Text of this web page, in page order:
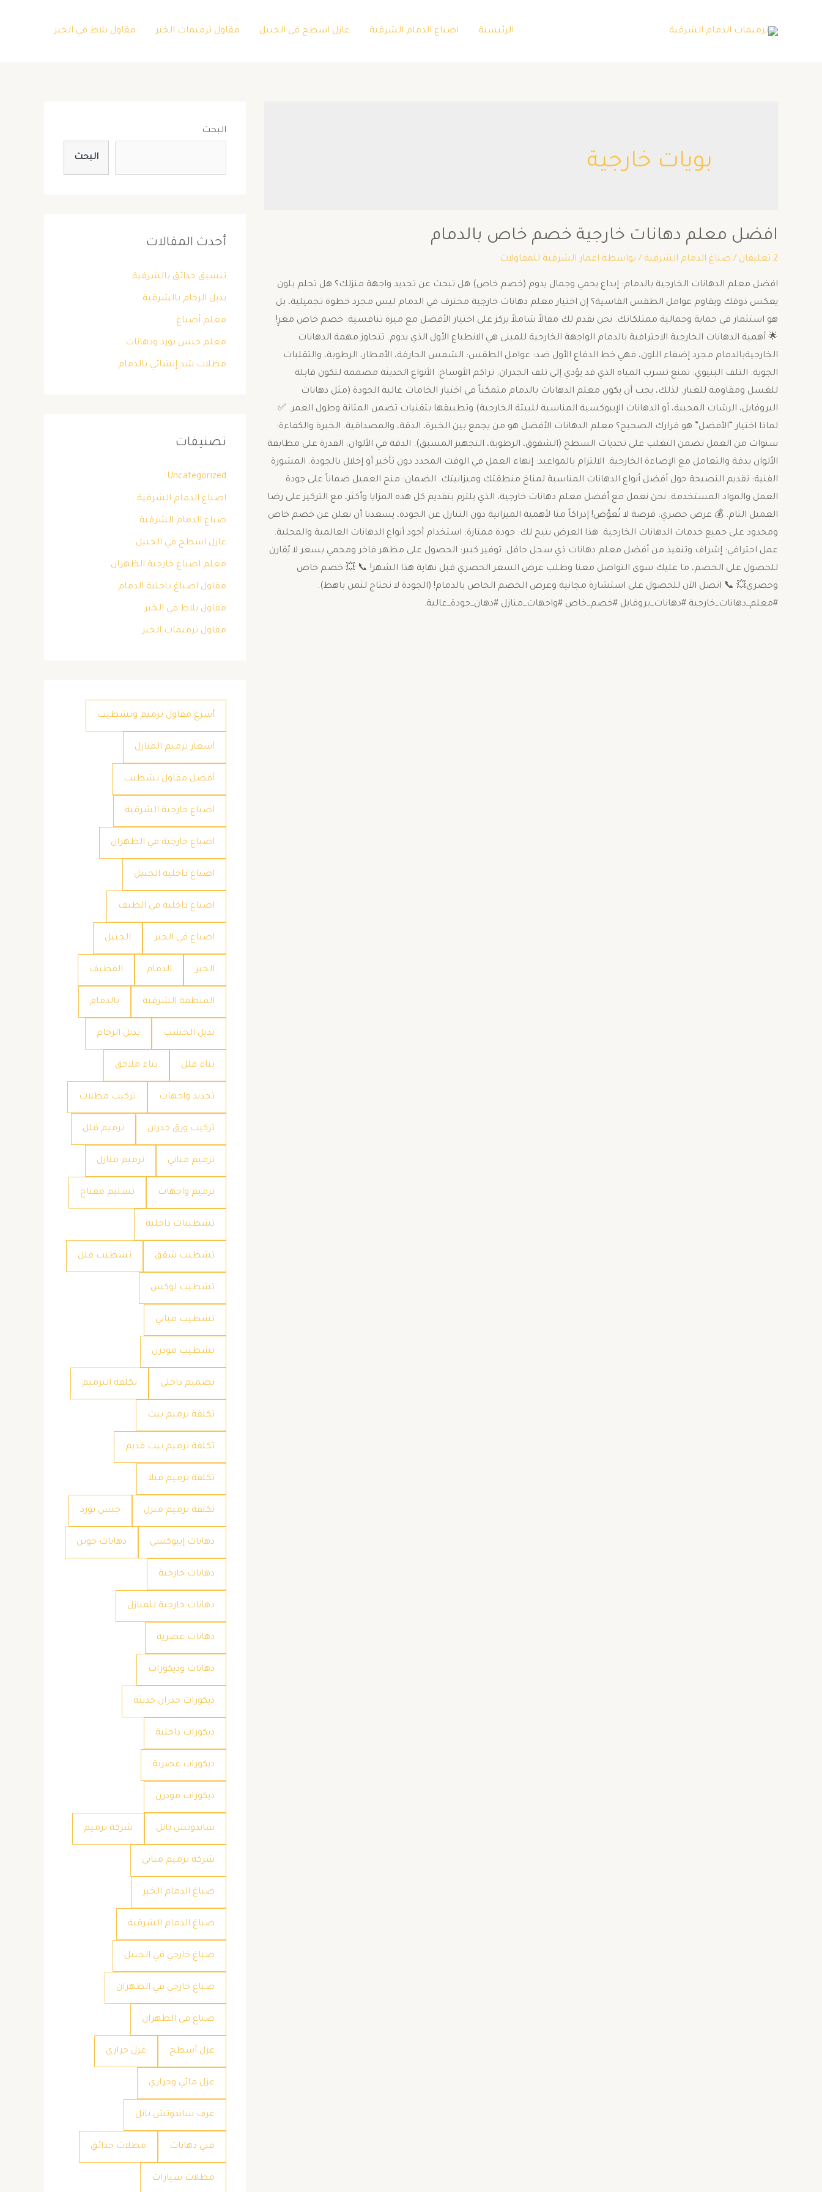
الرئيسية اصباغ الدمام الشرقية عازل اسطح في الجبيل مقاول ترميمات الخبر مقاول بلاط في الخبر
بويات خارجية
افضل معلم دهانات خارجية خصم خاص بالدمام
2 تعليقان / صباغ الدمام الشرقية / بواسطة اعمار الشرقية للمقاولات
افضل معلم الدهانات الخارجية بالدمام: إبداع يحمي وجمال يدوم (خصم خاص) ​هل تبحث عن تجديد واجهة منزلك؟ هل تحلم بلون
يعكس ذوقك ويقاوم عوامل الطقس القاسية؟ إن اختيار معلم دهانات خارجية محترف في الدمام ليس مجرد خطوة تجميلية، بل
هو استثمار في حماية وجمالية ممتلكاتك. نحن نقدم لك مقالاً شاملاً يركز على اختيار الأفضل مع ميزة تنافسية: خصم خاص مغرٍ! ​
🌟 أهمية الدهانات الخارجية الاحترافية بالدمام ​الواجهة الخارجية للمبنى هي الانطباع الأول الذي يدوم. تتجاوز مهمة الدهانات
الخارجيةبالدمام مجرد إضفاء اللون، فهي خط الدفاع الأول ضد: ​عوامل الطقس: الشمس الحارقة، الأمطار، الرطوبة، والتقلبات
الجوية. التلف البنيوي: تمنع تسرب المياه الذي قد يؤدي إلى تلف الجدران. ​تراكم الأوساخ: الأنواع الحديثة مصممة لتكون قابلة
للغسل ومقاومة للغبار. ​لذلك، يجب أن يكون معلم الدهانات بالدمام متمكناً في اختيار الخامات عالية الجودة (مثل دهانات
البروفايل، الرشات المحببة، أو الدهانات الإيبوكسية المناسبة للبيئة الخارجية) وتطبيقها بتقنيات تضمن المتانة وطول العمر. ​✅
لماذا اختيار “الأفضل” هو قرارك الصحيح؟ ​معلم الدهانات الأفضل هو من يجمع بين الخبرة، الدقة، والمصداقية. ​الخبرة والكفاءة:
سنوات من العمل تضمن التغلب على تحديات السطح (الشقوق، الرطوبة، التجهيز المسبق). الدقة في الألوان: القدرة على مطابقة
الألوان بدقة والتعامل مع الإضاءة الخارجية. ​الالتزام بالمواعيد: إنهاء العمل في الوقت المحدد دون تأخير أو إخلال بالجودة. المشورة
الفنية: تقديم النصيحة حول أفضل أنواع الدهانات المناسبة لمناخ منطقتك وميزانيتك. الضمان: منح العميل ضماناً على جودة
العمل والمواد المستخدمة. ​نحن نعمل مع أفضل معلم دهانات خارجية، الذي يلتزم بتقديم كل هذه المزايا وأكثر، مع التركيز على رضا
العميل التام. ​💰 عرض حصري: فرصة لا تُعوَّض! ​إدراكاً منا لأهمية الميزانية دون التنازل عن الجودة، يسعدنا أن نعلن عن خصم خاص
ومحدود على جميع خدمات الدهانات الخارجية. هذا العرض يتيح لك: ​جودة ممتازة: استخدام أجود أنواع الدهانات العالمية والمحلية.
عمل احترافي: إشراف وتنفيذ من أفضل معلم دهانات ذي سجل حافل. توفير كبير: الحصول على مظهر فاخر ومحمي بسعر لا يُقارن. ​
للحصول على الخصم، ما عليك سوى التواصل معنا وطلب عرض السعر الحصري قبل نهاية هذا الشهر! 📞 ​💥 خصم خاص
وحصري💥 ​📞 اتصل الآن للحصول على استشارة مجانية وعرض الخصم الخاص بالدمام! (الجودة لا تحتاج لثمن باهظ). ​
#معلم_دهانات_خارجية #دهانات_بروفايل #خصم_خاص #واجهات_منازل #دهان_جودة_عالية.
البحث
البحث
أحدث المقالات
تنسيق حدائق بالشرقية
بديل الرخام بالشرقية
معلم أصباغ
معلم جبس بورد ودهانات
مظلات شد إنشائي بالدمام
تصنيفات
Uncategorized
اصباغ الدمام الشرقية
صباغ الدمام الشرقية
عازل اسطح في الجبيل
معلم اصباغ خارجية الظهران
مقاول اصباغ داخلية الدمام
مقاول بلاط في الخبر
مقاول ترميمات الخبر
أسرع مقاول ترميم وتشطيب
أسعار ترميم المنازل
أفضل مقاول تشطيب
اصباغ خارجية الشرقية
اصباغ خارجية في الظهران
اصباغ داخلية الجبيل
اصباغ داخلية في الطيف
اصباغ في الخبر الجبيل
الخبر الدمام القطيف
المنطقة الشرقية بالدمام
بديل الخشب بديل الرخام
بناء فلل بناء ملاحق
تجديد واجهات تركيب مظلات
تركيب ورق جدران ترميم فلل
ترميم مباني ترميم منازل
ترميم واجهات تسليم مفتاح
تشطيبات داخلية
تشطيب شقق تشطيب فلل
تشطيب لوكس
تشطيب مباني
تشطيب مودرن
تصميم داخلي تكلفة الترميم
تكلفة ترميم بيت
تكلفة ترميم بيت قديم
تكلفة ترميم فيلا
تكلفة ترميم منزل جبس بورد
دهانات إيبوكسي دهانات جوتن
دهانات خارجية
دهانات خارجية للمنازل
دهانات عصرية
دهانات وديكورات
ديكورات جدران حديثة
ديكورات داخلية
ديكورات عصرية
ديكورات مودرن
ساندوتش بانل شركة ترميم
شركة ترميم مباني
صباغ الدمام الخبر
صباغ الدمام الشرقية
صباغ خارجي في الجبيل
صباغ خارجي في الظهران
صباغ في الظهران
عزل أسطح عزل حراري
عزل مائي وحراري
غرف ساندوتش بانل
فني دهانات مظلات حدائق
مظلات سيارات